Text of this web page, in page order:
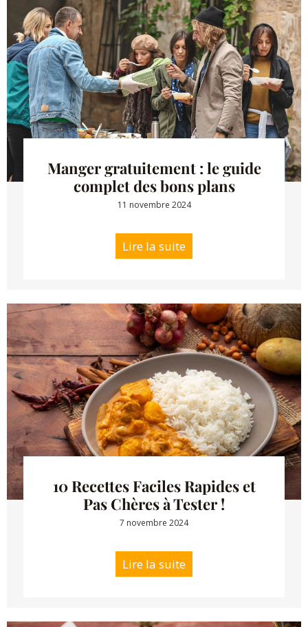
Manger gratuitement : le guide
complet des bons plans
11 novembre 2024
Lire la suite
10 Recettes Faciles Rapides et
Pas Chères à Tester !
7 novembre 2024
Lire la suite